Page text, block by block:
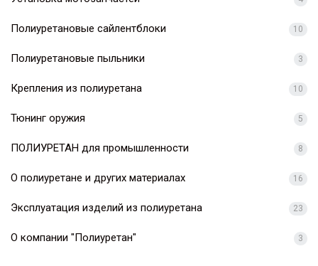
Полиуретановые сайлентблоки 10
Полиуретановые пыльники 3
Крепления из полиуретана 10
Тюнинг оружия 5
ПОЛИУРЕТАН для промышленности 8
О полиуретане и других материалах 16
Эксплуатация изделий из полиуретана 23
О компании "Полиуретан" 3